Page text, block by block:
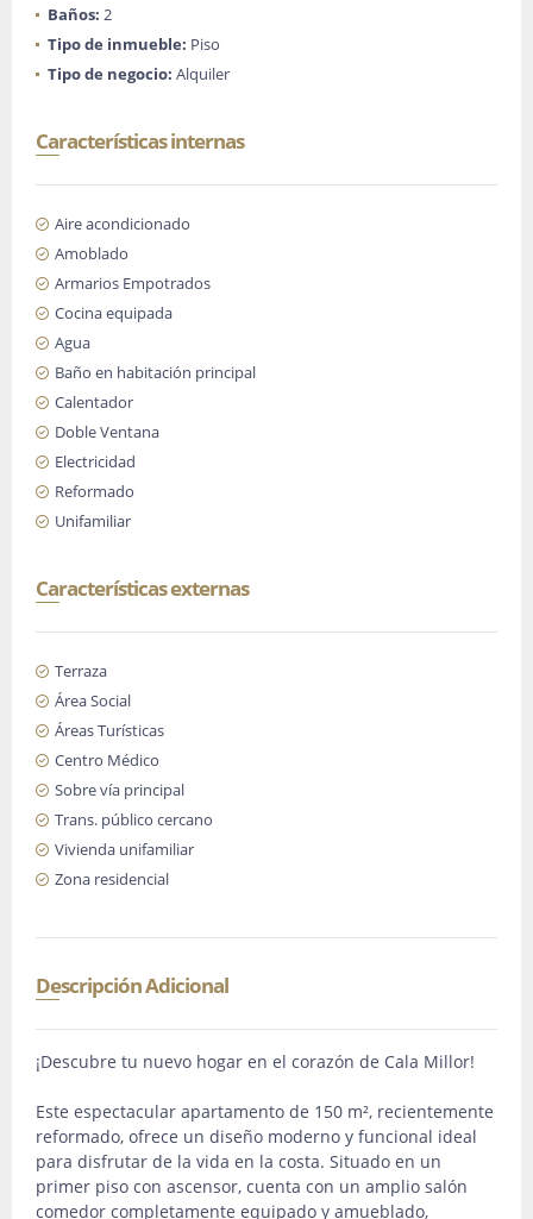
Baños: 2
Tipo de inmueble: Piso
Tipo de negocio: Alquiler
Características internas
Aire acondicionado
Amoblado
Armarios Empotrados
Cocina equipada
Agua
Baño en habitación principal
Calentador
Doble Ventana
Electricidad
Reformado
Unifamiliar
Características externas
Terraza
Área Social
Áreas Turísticas
Centro Médico
Sobre vía principal
Trans. público cercano
Vivienda unifamiliar
Zona residencial
Descripción Adicional
¡Descubre tu nuevo hogar en el corazón de Cala Millor!
Este espectacular apartamento de 150 m², recientemente
reformado, ofrece un diseño moderno y funcional ideal
para disfrutar de la vida en la costa. Situado en un
primer piso con ascensor, cuenta con un amplio salón
comedor completamente equipado y amueblado,